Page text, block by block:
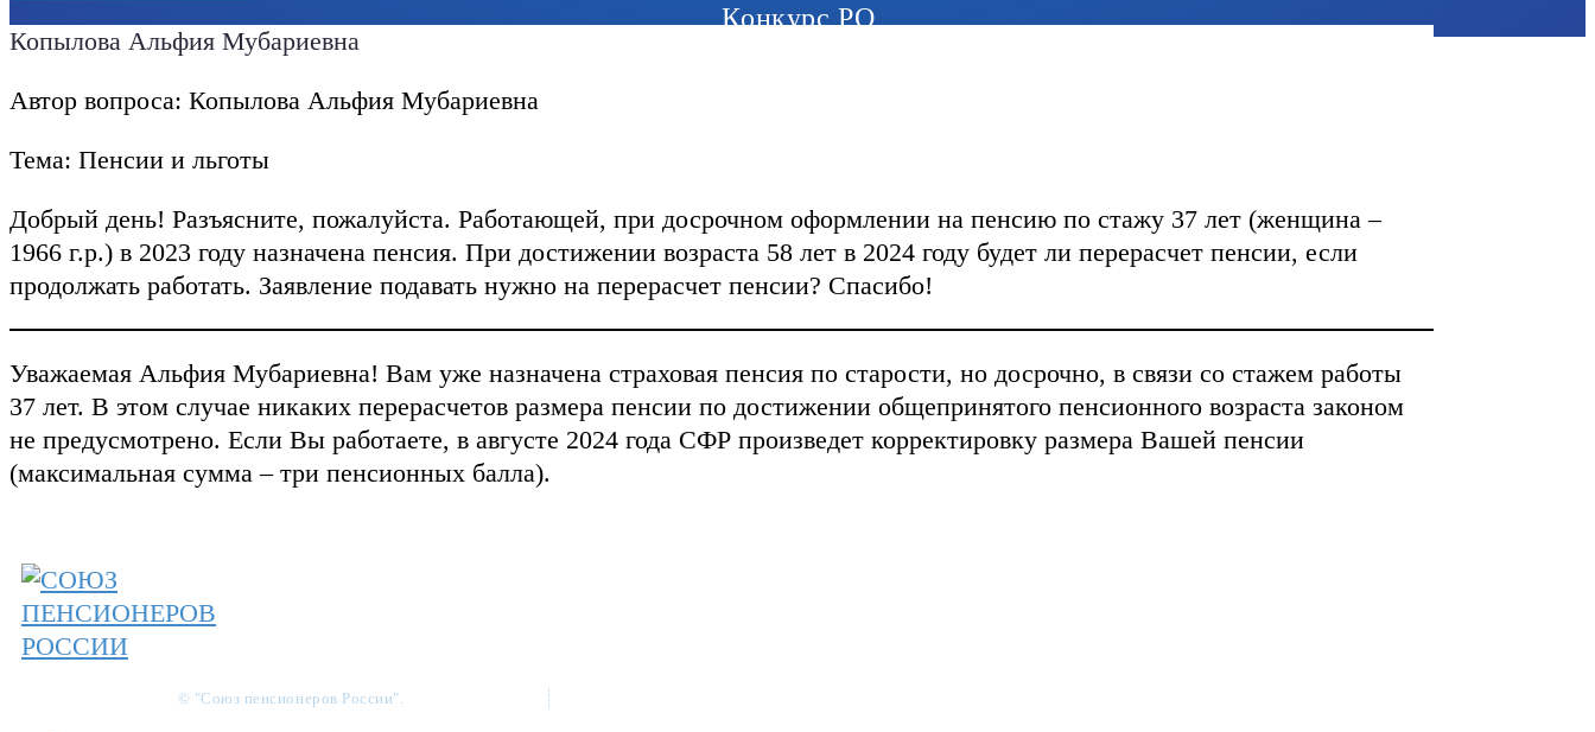
Конкурс РО
Копылова Альфия Мубариевна
Автор вопроса: Копылова Альфия Мубариевна
Тема: Пенсии и льготы
Добрый день! Разъясните, пожалуйста. Работающей, при досрочном оформлении на пенсию по стажу 37 лет (женщина –
1966 г.р.) в 2023 году назначена пенсия. При достижении возраста 58 лет в 2024 году будет ли перерасчет пенсии, если
продолжать работать. Заявление подавать нужно на перерасчет пенсии? Спасибо!
Уважаемая Альфия Мубариевна! Вам уже назначена страховая пенсия по старости, но досрочно, в связи со стажем работы
37 лет. В этом случае никаких перерасчетов размера пенсии по достижении общепринятого пенсионного возраста законом
не предусмотрено. Если Вы работаете, в августе 2024 года СФР произведет корректировку размера Вашей пенсии
(максимальная сумма – три пенсионных балла).
© "Союз пенсионеров России".